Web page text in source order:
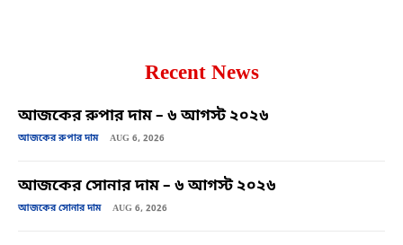
Recent News
আজকের রুপার দাম – ৬ আগস্ট ২০২৬
আজকের রুপার দাম AUG 6, 2026
আজকের সোনার দাম – ৬ আগস্ট ২০২৬
আজকের সোনার দাম AUG 6, 2026